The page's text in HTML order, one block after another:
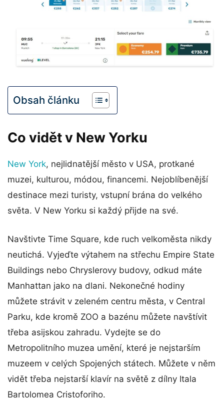
Obsah článku
Co vidět v New Yorku
New York, nejlidnatější město v USA, protkané
muzei, kulturou, módou, financemi. Nejoblíbenější
destinace mezi turisty, vstupní brána do velkého
světa. V New Yorku si každý přijde na své.
Navštivte Time Square, kde ruch velkoměsta nikdy
neutichá. Vyjeďte výtahem na střechu Empire State
Buildings nebo Chryslerovy budovy, odkud máte
Manhattan jako na dlani. Nekonečné hodiny
můžete strávit v zeleném centru města, v Central
Parku, kde kromě ZOO a bazénu můžete navštívit
třeba asijskou zahradu. Vydejte se do
Metropolitního muzea umění, které je nejstarším
muzeem v celých Spojených státech. Můžete v něm
vidět třeba nejstarší klavír na světě z dílny Itala
Bartolomea Cristoforiho.